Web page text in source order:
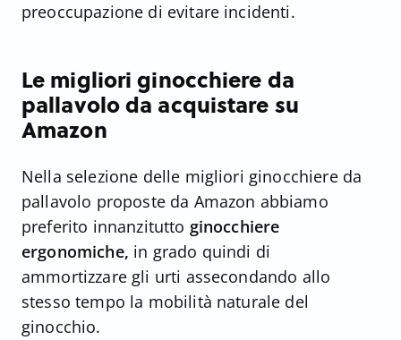
preoccupazione di evitare incidenti.
Le migliori ginocchiere da
pallavolo da acquistare su
Amazon
Nella selezione delle migliori ginocchiere da
pallavolo proposte da Amazon abbiamo
preferito innanzitutto ginocchiere
ergonomiche, in grado quindi di
ammortizzare gli urti assecondando allo
stesso tempo la mobilità naturale del
ginocchio.